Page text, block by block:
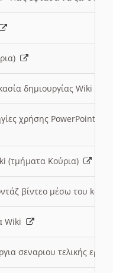
δημιουργίας Wiki
χρήσης PowerPoint
(τμήματα Κούρια)
βίντεο μέσω του
Wiki
σεναριου τελικής